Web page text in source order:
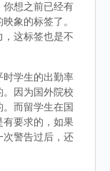
你想之前已经有
象的标签了。
这标签也是不
时学生的出勤率
因为国外院校
而留学生在国
要求的，如果
次警告过后，还